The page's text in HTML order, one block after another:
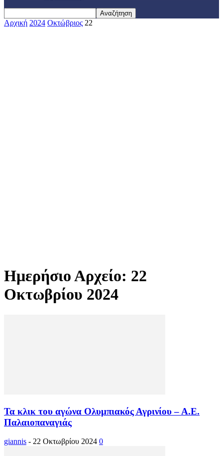
Αρχική 2024 Οκτώβριος 22
Ημερήσιο Αρχείο: 22
Οκτωβρίου 2024
Τα κλικ του αγώνα Ολυμπιακός Αγρινίου – Α.Ε.
Παλαιοπαναγιάς
giannis - 22 Οκτωβρίου 2024 0